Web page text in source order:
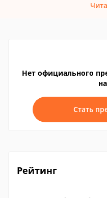
Нет официального
Стать
Рейтинг